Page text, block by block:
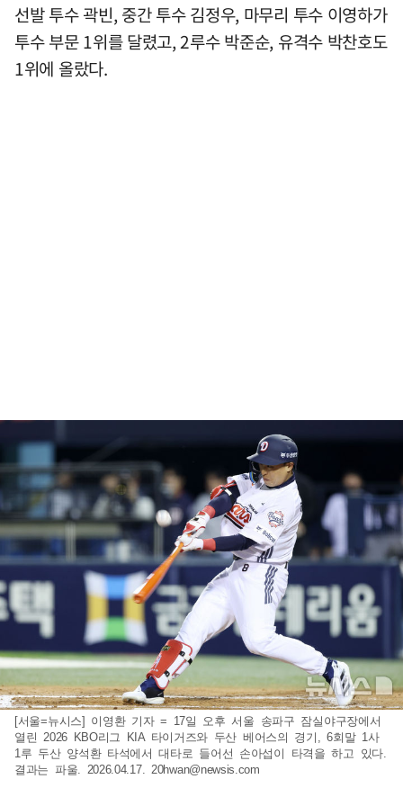
선발 투수 곽빈, 중간 투수 김정우, 마무리 투수 이영하가
투수 부문 1위를 달렸고, 2루수 박준순, 유격수 박찬호도
1위에 올랐다.
[서울=뉴시스] 이영환 기자 = 17일 오후 서울 송파구 잠실야구장에서
열린 2026 KBO리그 KIA 타이거즈와 두산 베어스의 경기, 6회말 1사
1루 두산 양석환 타석에서 대타로 들어선 손아섭이 타격을 하고 있다.
결과는 파울. 2026.04.17. 20hwan@newsis.com